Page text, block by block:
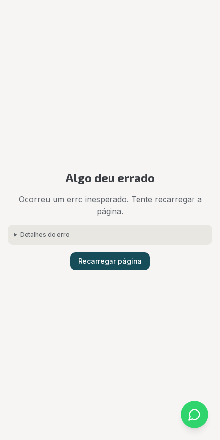
Algo deu errado
Ocorreu um erro inesperado. Tente recarregar a
página.
Detalhes do erro
Recarregar página